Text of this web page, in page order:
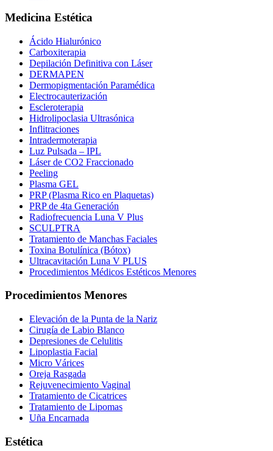
Medicina Estética
Ácido Hialurónico
Carboxiterapia
Depilación Definitiva con Láser
DERMAPEN
Dermopigmentación Paramédica
Electrocauterización
Escleroterapia
Hidrolipoclasia Ultrasónica
Inflitraciones
Intradermoterapia
Luz Pulsada – IPL
Láser de CO2 Fraccionado
Peeling
Plasma GEL
PRP (Plasma Rico en Plaquetas)
PRP de 4ta Generación
Radiofrecuencia Luna V Plus
SCULPTRA
Tratamiento de Manchas Faciales
Toxina Botulínica (Bótox)
Ultracavitación Luna V PLUS
Procedimientos Médicos Estéticos Menores
Procedimientos Menores
Elevación de la Punta de la Nariz
Cirugía de Labio Blanco
Depresiones de Celulitis
Lipoplastia Facial
Micro Várices
Oreja Rasgada
Rejuvenecimiento Vaginal
Tratamiento de Cicatrices
Tratamiento de Lipomas
Uña Encarnada
Estética